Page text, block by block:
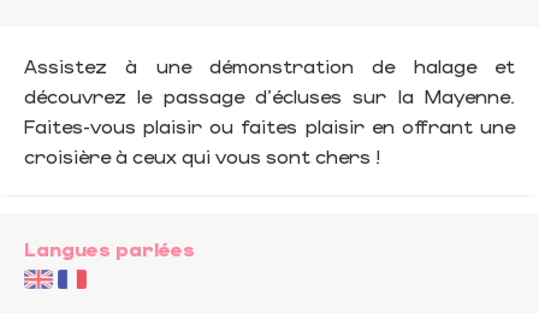
Assistez à une démonstration de halage et
découvrez le passage d'écluses sur la Mayenne.
Faites-vous plaisir ou faites plaisir en offrant une
croisière à ceux qui vous sont chers !
Langues parlées